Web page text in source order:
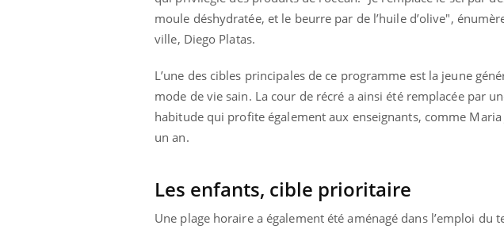
moule déshydratée, et le beurre par de l’huile d’olive",
ville, Diego Platas.
L’une des cibles principales de ce programme est la jeune
mode de vie sain. La cour de récré a ainsi été remplacée par
habitude qui profite également aux enseignants, comme
un an.
Les enfants, cible prioritaire
Une plage horaire a également été aménagé dans l’emploi